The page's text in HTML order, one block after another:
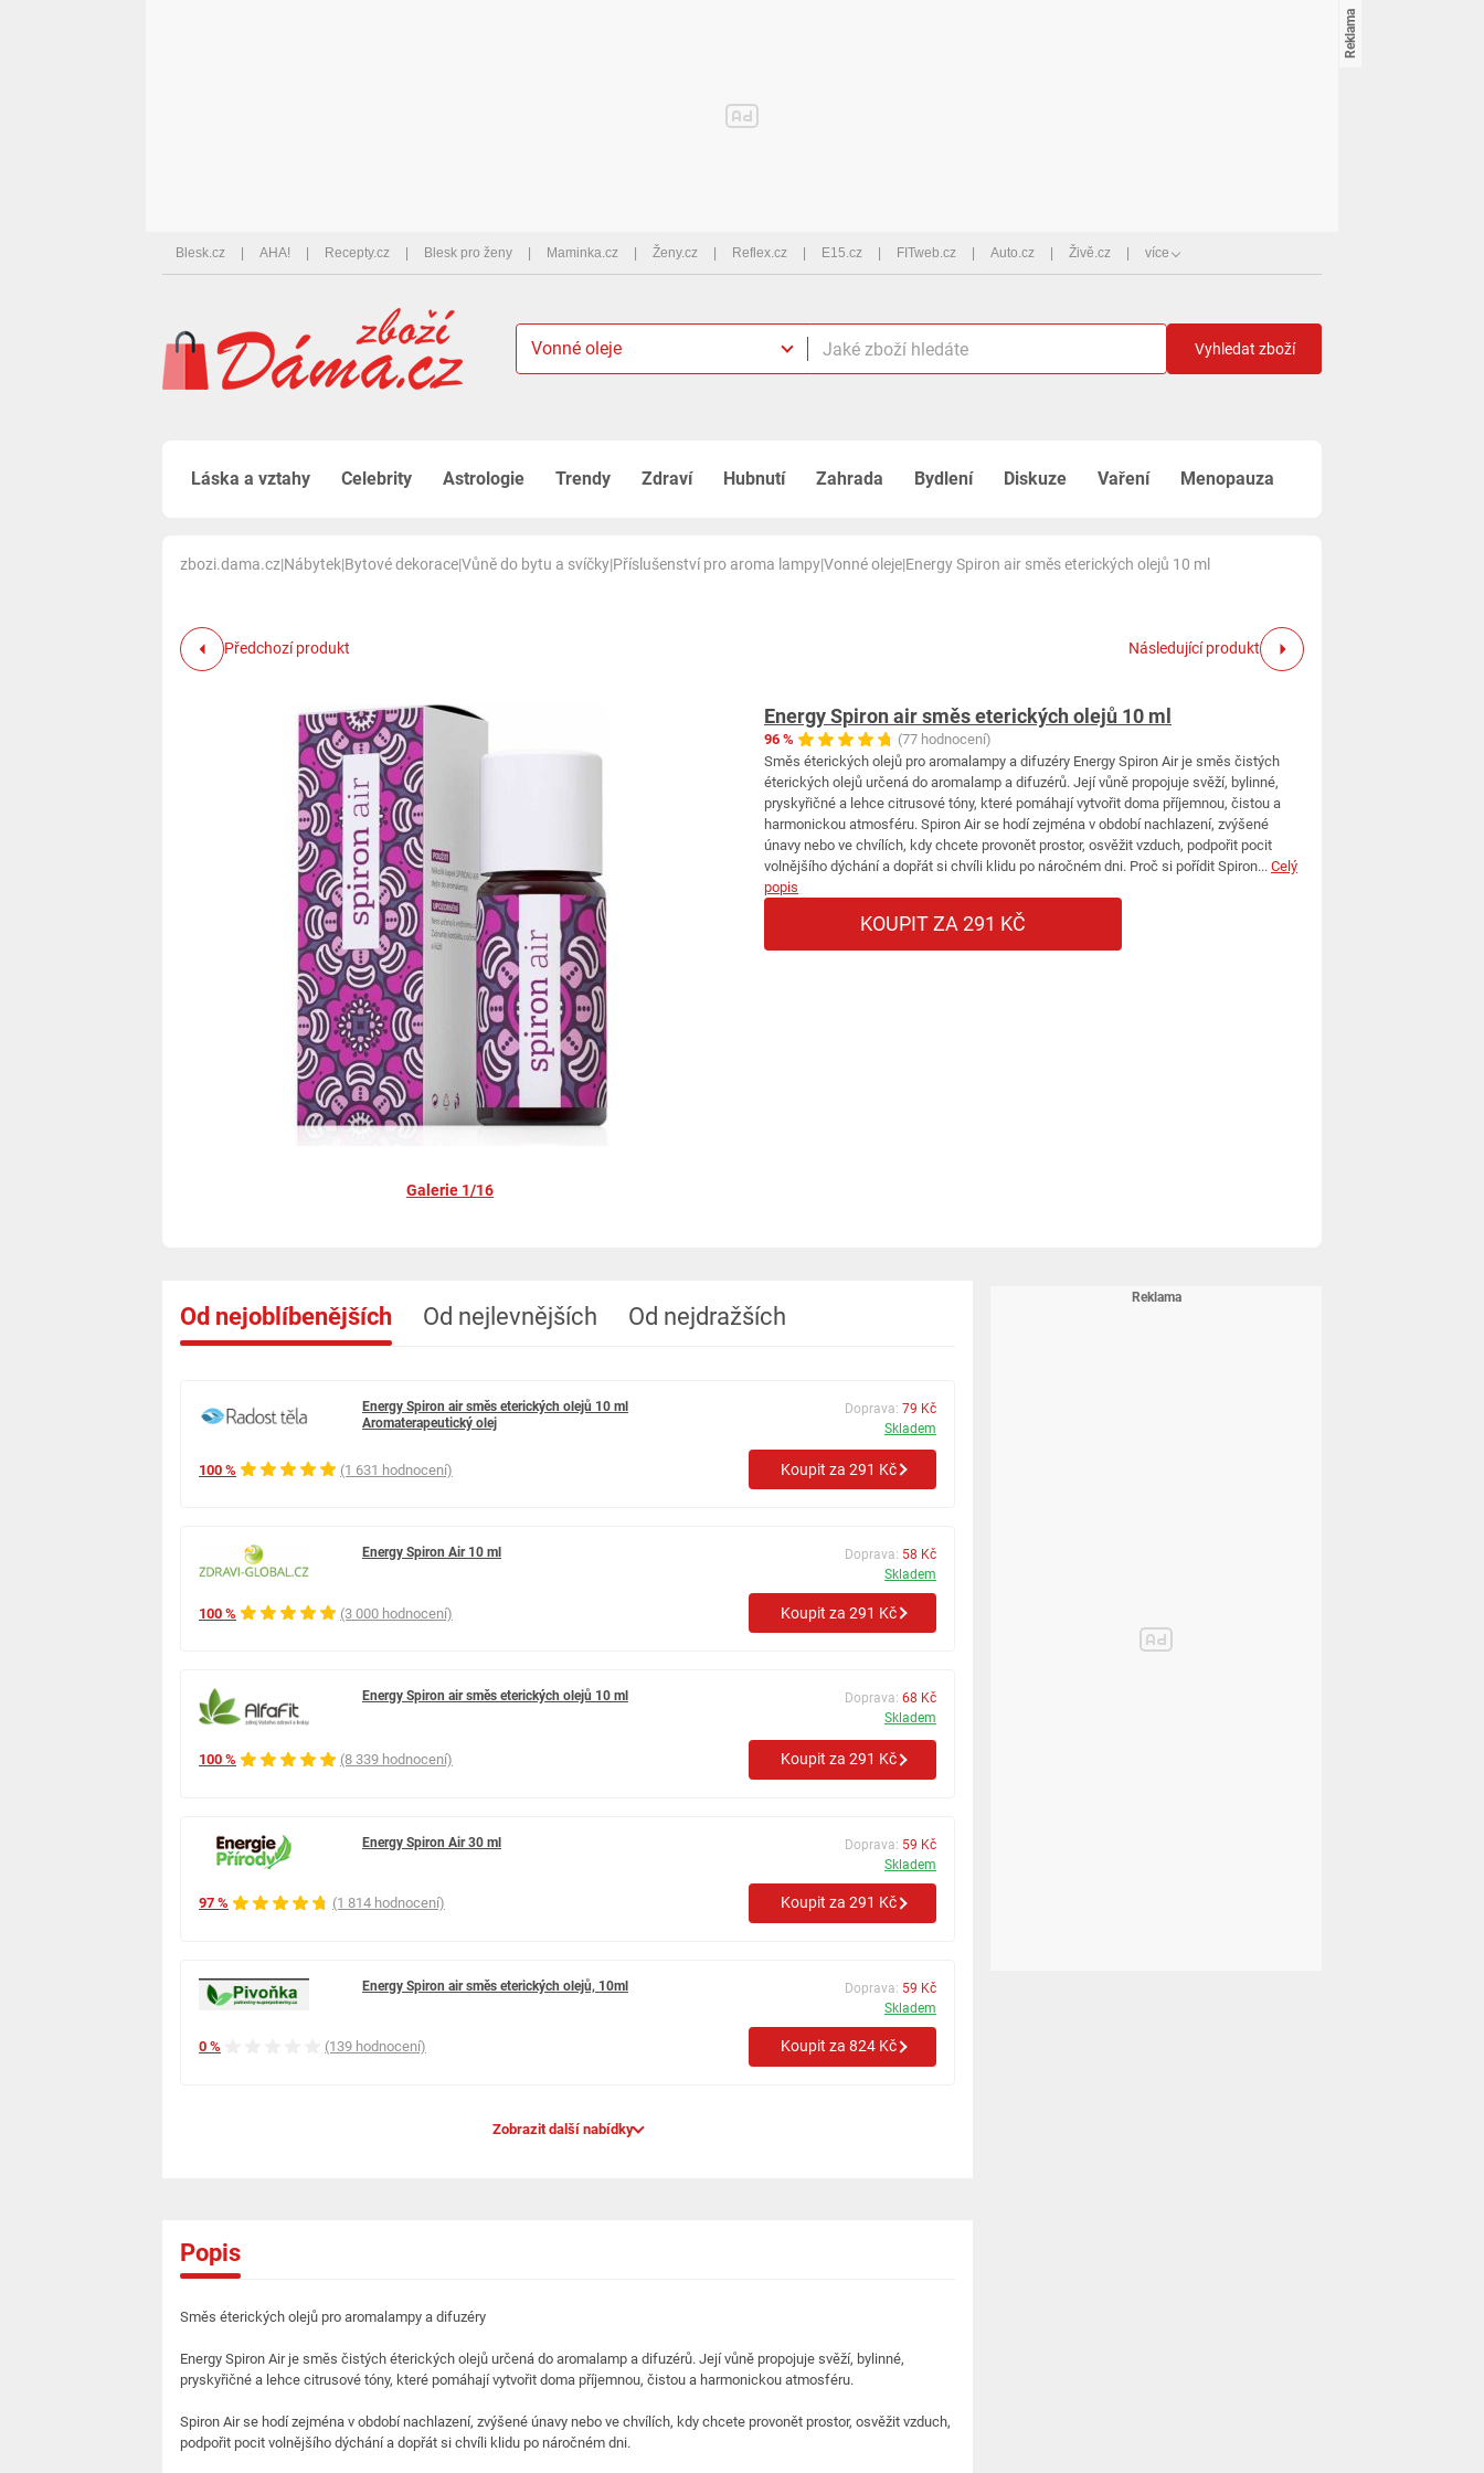
Blesk.cz AHA! Recepty.cz Blesk pro ženy Maminka.cz Ženy.cz Reflex.cz E15.cz FITweb.cz Auto.cz Živě.cz více
Vonné oleje Vyhledat zboží
Láska a vztahy Celebrity Astrologie Trendy Zdraví Hubnutí Zahrada Bydlení Diskuze Vaření Menopauza
zbozi.dama.cz|Nábytek|Bytové dekorace|Vůně do bytu a svíčky|Příslušenství pro aroma lampy|Vonné oleje|Energy Spiron air směs eterických olejů 10 ml
Předchozí produkt Následující produkt
Galerie 1/16
Energy Spiron air směs eterických olejů 10 ml
96 %
(77 hodnocení)
Směs éterických olejů pro aromalampy a difuzéry Energy Spiron Air je směs čistých
éterických olejů určená do aromalamp a difuzérů. Její vůně propojuje svěží, bylinné,
pryskyřičné a lehce citrusové tóny, které pomáhají vytvořit doma příjemnou, čistou a
harmonickou atmosféru. Spiron Air se hodí zejména v období nachlazení, zvýšené
únavy nebo ve chvílích, kdy chcete provonět prostor, osvěžit vzduch, podpořit pocit
volnějšího dýchání a dopřát si chvíli klidu po náročném dni. Proč si pořídit Spiron... Celý
popis
KOUPIT ZA 291 KČ
Od nejoblíbenějších Od nejlevnějších Od nejdražších
100 % (1 631 hodnocení)
Energy Spiron air směs eterických olejů 10 ml
Aromaterapeutický olej
Doprava: 79 Kč
Skladem
Koupit za 291 Kč
100 % (3 000 hodnocení)
Energy Spiron Air 10 ml Doprava: 58 Kč
Skladem
Koupit za 291 Kč
100 % (8 339 hodnocení)
Energy Spiron air směs eterických olejů 10 ml Doprava: 68 Kč
Skladem
Koupit za 291 Kč
97 % (1 814 hodnocení)
Energy Spiron Air 30 ml Doprava: 59 Kč
Skladem
Koupit za 291 Kč
0 % (139 hodnocení)
Energy Spiron air směs eterických olejů, 10ml Doprava: 59 Kč
Skladem
Koupit za 824 Kč
Zobrazit další nabídky
Popis
Směs éterických olejů pro aromalampy a difuzéry
Energy Spiron Air je směs čistých éterických olejů určená do aromalamp a difuzérů. Její vůně propojuje svěží, bylinné,
pryskyřičné a lehce citrusové tóny, které pomáhají vytvořit doma příjemnou, čistou a harmonickou atmosféru.
Spiron Air se hodí zejména v období nachlazení, zvýšené únavy nebo ve chvílích, kdy chcete provonět prostor, osvěžit vzduch,
podpořit pocit volnějšího dýchání a dopřát si chvíli klidu po náročném dni.